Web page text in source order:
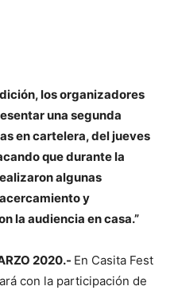
los organizadores
una segunda
en cartelera, del jueves
que durante la
algunas
y
la audiencia en casa.”
2020.- En Casita Fest
con la participación de